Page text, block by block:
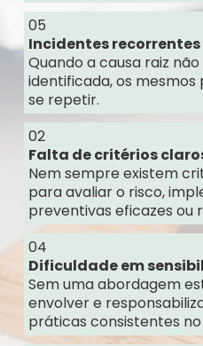
05
Incidentes recorrentes
Quando a causa raiz
identificada, os
se repetir.
02
Falta de critérios
Nem sempre existem
para avaliar o risco,
preventivas eficazes ou
04
Dificuldade em
Sem uma abordagem
envolver e
práticas consistentes no